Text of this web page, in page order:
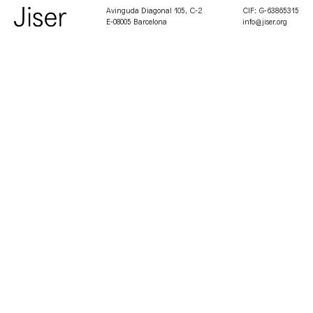
Avinguda Diagonal 105, C-2
E-08005 Barcelona
CIF: G-63865315
info@jiser.org